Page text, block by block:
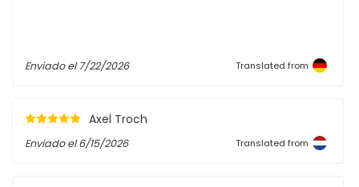
Enviado el7/22/2026 Translated from
Axel Troch
Enviado el6/15/2026 Translated from